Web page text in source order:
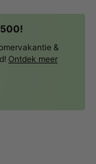
&
Ontdek meer